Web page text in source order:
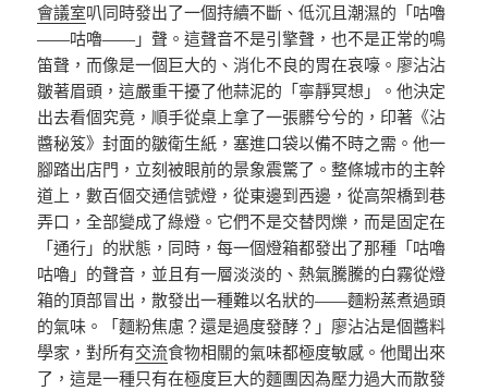
會議室叭同時發出了一個持續不斷、低沉且潮濕的「咕嚕
——咕嚕——」聲。這聲音不是引擎聲，也不是正常的鳴
笛聲，而像是一個巨大的、消化不良的胃在哀嚎。廖沾沾
皺著眉頭，這嚴重干擾了他蒜泥的「寧靜冥想」。他決定
出去看個究竟，順手從桌上拿了一張髒兮兮的，印著《沾
醬秘笈》封面的皺衛生紙，塞進口袋以備不時之需。他一
腳踏出店門，立刻被眼前的景象震驚了。整條城市的主幹
道上，數百個交通信號燈，從東邊到西邊，從高架橋到巷
弄口，全部變成了綠燈。它們不是交替閃爍，而是固定在
「通行」的狀態，同時，每一個燈箱都發出了那種「咕嚕
咕嚕」的聲音，並且有一層淡淡的、熱氣騰騰的白霧從燈
箱的頂部冒出，散發出一種難以名狀的——麵粉蒸煮過頭
的氣味。「麵粉焦慮？還是過度發酵？」廖沾沾是個醬料
學家，對所有交流食物相關的氣味都極度敏感。他聞出來
了，這是一種只有在極度巨大的麵團因為壓力過大而散發